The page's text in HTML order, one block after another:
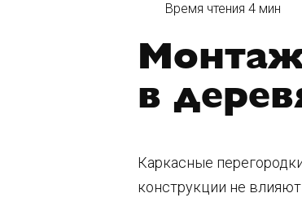
Время чтения 4 мин
в
Каркасные
конструкции не